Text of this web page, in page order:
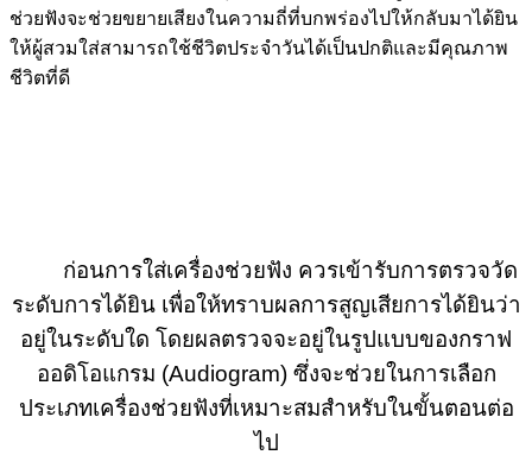
ช่วยฟังจะช่วยขยายเสียงในความถี่ที่บกพร่องไปให้กลับมาได้ยิน
ให้ผู้สวมใส่สามารถใช้ชีวิตประจำวันได้เป็นปกติและมีคุณภาพ
ชีวิตที่ดี
ก่อนการใส่เครื่องช่วยฟัง ควรเข้ารับการตรวจวัด
ระดับการได้ยิน เพื่อให้ทราบผลการสูญเสียการได้ยินว่า
อยู่ในระดับใด โดยผลตรวจจะอยู่ในรูปแบบของกราฟ
ออดิโอแกรม (Audiogram) ซึ่งจะช่วยในการเลือก
ประเภทเครื่องช่วยฟังที่เหมาะสมสำหรับในขั้นตอนต่อ
ไป